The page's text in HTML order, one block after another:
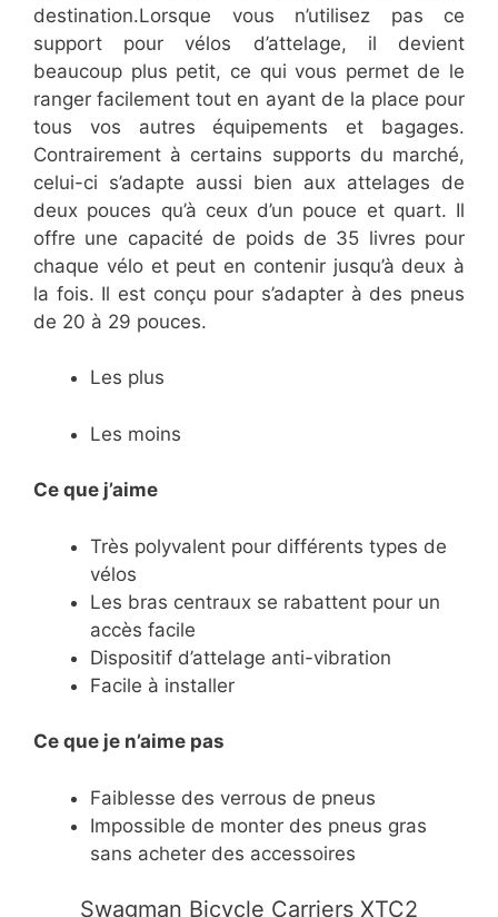
destination.Lorsque vous n’utilisez pas ce
support pour vélos d’attelage, il devient
beaucoup plus petit, ce qui vous permet de le
ranger facilement tout en ayant de la place pour
tous vos autres équipements et bagages.
Contrairement à certains supports du marché,
celui-ci s’adapte aussi bien aux attelages de
deux pouces qu’à ceux d’un pouce et quart. Il
offre une capacité de poids de 35 livres pour
chaque vélo et peut en contenir jusqu’à deux à
la fois. Il est conçu pour s’adapter à des pneus
de 20 à 29 pouces.
Les plus
Les moins
Ce que j’aime
​Très polyvalent pour différents types de
vélos
​Les bras centraux se rabattent pour un
accès facile
​Dispositif d’attelage anti-vibration
​Facile à installer
Ce que je n’aime pas
​Faiblesse des verrous de pneus
​Impossible de monter des pneus gras
sans acheter des accessoires
​​Swagman Bicycle Carriers XTC2